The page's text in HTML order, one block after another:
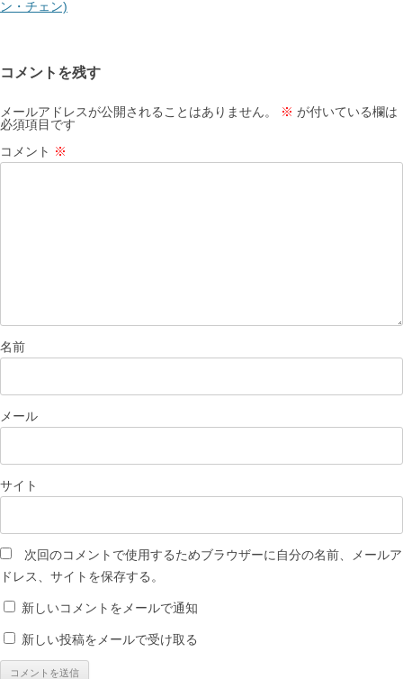
ビ
シ
ョ
ン
ン・チェン)
コメントを残す
メールアドレスが公開されることはありません。 ※ が付いている欄は
必須項目です
コメント ※
名前
メール
サイト
次回のコメントで使用するためブラウザーに自分の名前、メールア
ドレス、サイトを保存する。
新しいコメントをメールで通知
新しい投稿をメールで受け取る